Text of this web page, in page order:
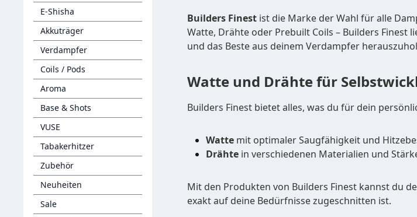
E-Shisha
Akkuträger
Verdampfer
Coils / Pods
Aroma
Base & Shots
VUSE
Tabakerhitzer
Zubehör
Neuheiten
Sale
Builders Finest ist die Marke der Wahl für alle
Watte, Drähte oder Prebuilt Coils – Builders
und das Beste aus deinem Verdampfer
Watte und Drähte für
Builders Finest bietet alles, was du für dein
Watte mit optimaler Saugfähigkeit und
Drähte in verschiedenen Materialien und
Mit den Produkten von Builders Finest kannst du
exakt auf deine Bedürfnisse zugeschnitten ist.